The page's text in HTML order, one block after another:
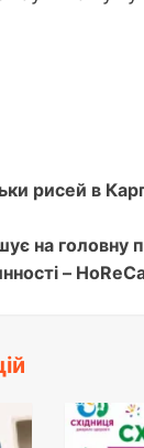
рисей в
на головну
–